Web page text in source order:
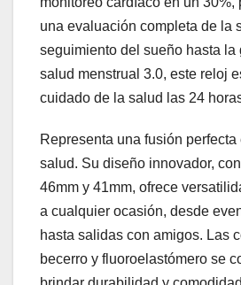
una evaluación completa de la
seguimiento del sueño hasta la
salud menstrual 3.0, este reloj
cuidado de la salud las 24
Representa una fusión perfecta
salud. Su diseño innovador,
46mm y 41mm, ofrece
a cualquier ocasión, desde
hasta salidas con amigos. Las
becerro y fluoroelastómero se